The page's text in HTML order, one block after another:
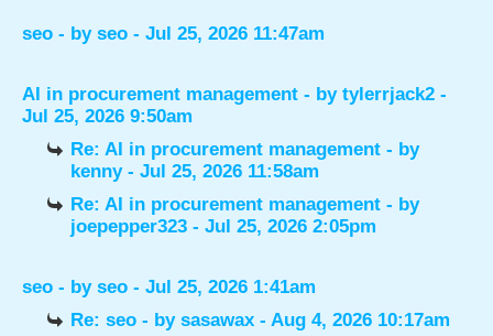
seo - by seo - Jul 25, 2026 11:47am
AI in procurement management - by tylerrjack2 -
Jul 25, 2026 9:50am
Re: AI in procurement management - by
kenny- Jul 25, 2026 11:58am
Re: AI in procurement management - by
joepepper323 - Jul 25, 2026 2:05pm
seo - by seo - Jul 25, 2026 1:41am
Re: seo - bysasawax - Aug 4, 2026 10:17am